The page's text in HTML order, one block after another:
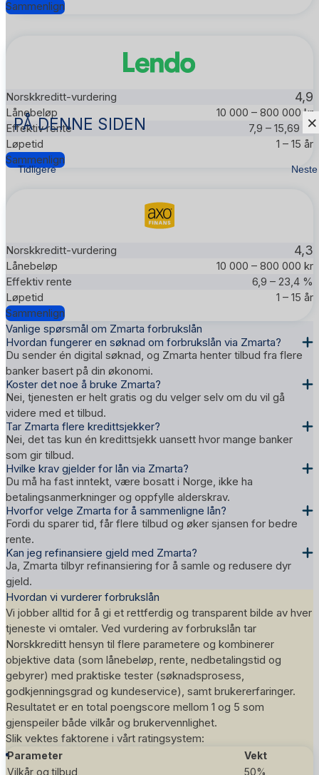
×
PÅ DENNE SIDEN
Tidligere Neste
Sammenlign
4,9
10 000 – 800 000 kr
7,9 – 15,69 %
1 – 15 år
Sammenlign
4,3
10 000 – 800 000 kr
6,9 – 23,4 %
1 – 15 år
Sammenlign
Vanlige spørsmål om Zmarta forbrukslån
Hvordan fungerer en søknad om forbrukslån via Zmarta?
Du sender én digital søknad, og Zmarta henter tilbud fra flere
banker basert på din økonomi.
Koster det noe å bruke Zmarta?
Nei, tjenesten er helt gratis og du velger selv om du vil gå
videre med et tilbud.
Tar Zmarta flere kredittsjekker?
Nei, det tas kun én kredittsjekk uansett hvor mange banker
som gir tilbud.
Hvilke krav gjelder for lån via Zmarta?
Du må ha fast inntekt, være bosatt i Norge, ikke ha
betalingsanmerkninger og oppfylle alderskrav.
Hvorfor velge Zmarta for å sammenligne lån?
Fordi du sparer tid, får flere tilbud og øker sjansen for bedre
rente.
Kan jeg refinansiere gjeld med Zmarta?
Ja, Zmarta tilbyr refinansiering for å samle og redusere dyr
gjeld.
Hvordan vi vurderer forbrukslån
Vi jobber alltid for å gi et rettferdig og transparent bilde av hver
tjeneste vi omtaler. Ved vurdering av forbrukslån tar
Norskkreditt hensyn til flere parametere og kombinerer
objektive data (som lånebeløp, rente, nedbetalingstid og
gebyrer) med praktiske tester (søknadsprosess,
godkjenningsgrad og kundeservice), samt brukererfaringer.
Resultatet er en total poengscore mellom 1 og 5 som
gjenspeiler både vilkår og brukervennlighet.
Slik vektes faktorene i vårt ratingsystem:
Parameter
Vekt
Vilkår og tilbud
50%